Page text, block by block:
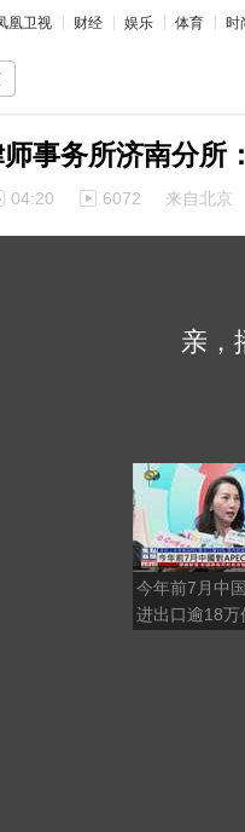
凰卫视 财经 娱乐 体育 时
事务所济南分所
04:20 6072 来自北京
亲，
今年前7月中
进出口逾18万